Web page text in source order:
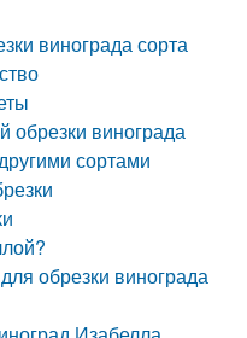
винограда сорта
обрезки винограда
сортами
обрезки винограда